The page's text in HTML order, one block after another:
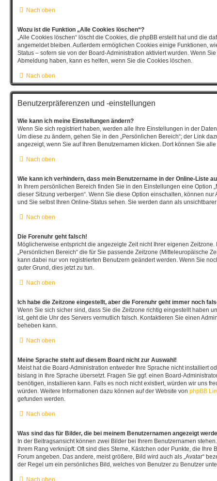
Nach oben
Wozu ist die Funktion „Alle Cookies löschen“?
„Alle Cookies löschen“ löscht die Cookies, die phpBB erstellt hat und die
angemeldet bleiben. Außerdem ermöglichen Cookies einige Funktionen,
Status – sofern sie von der Board-Administration aktiviert wurden. Wenn
Abmeldung haben, kann es helfen, wenn Sie die Cookies löschen.
Nach oben
Benutzerpräferenzen und -einstellungen
Wie kann ich meine Einstellungen ändern?
Wenn Sie sich registriert haben, werden alle Ihre Einstellungen in der
Um diese zu ändern, gehen Sie in den „Persönlichen Bereich“; der Link
angezeigt, wenn Sie auf Ihren Benutzernamen klicken. Dort können Sie
Nach oben
Wie kann ich verhindern, dass mein Benutzername in der Online-Liste
In Ihrem persönlichen Bereich finden Sie in den Einstellungen eine Option
dieser Sitzung verbergen“. Wenn Sie diese Option einschalten, können nur
und Sie selbst Ihren Online-Status sehen. Sie werden dann als
Nach oben
Die Forenuhr geht falsch!
Möglicherweise entspricht die angezeigte Zeit nicht Ihrer eigenen
„Persönlichen Bereich“ die für Sie passende Zeitzone (Mitteleuropäische
kann dabei nur von registrierten Benutzern geändert werden. Wenn Sie
guter Grund, dies jetzt zu tun.
Nach oben
Ich habe die Zeitzone eingestellt, aber die Forenuhr geht immer noch
Wenn Sie sich sicher sind, dass Sie die Zeitzone richtig eingestellt haben
ist, geht die Uhr des Servers vermutlich falsch. Kontaktieren Sie einen
beheben kann.
Nach oben
Meine Sprache steht auf diesem Board nicht zur Auswahl!
Meist hat die Board-Administration entweder Ihre Sprache nicht installiert
bislang in Ihre Sprache übersetzt. Fragen Sie ggf. einen Board-
benötigen, installieren kann. Falls es noch nicht existiert, würden wir uns
würden. Weitere Informationen dazu können auf der Website von phpBB
gefunden werden.
Nach oben
Was sind das für Bilder, die bei meinem Benutzernamen angezeigt
In der Beitragsansicht können zwei Bilder bei Ihrem Benutzernamen
Ihrem Rang verknüpft: Oft sind dies Sterne, Kästchen oder Punkte, die Ihre
Forum angeben. Das andere, meist größere, Bild wird auch als „Avatar“
der Regel um ein persönliches Bild, welches von Benutzer zu Benutzer
Nach oben